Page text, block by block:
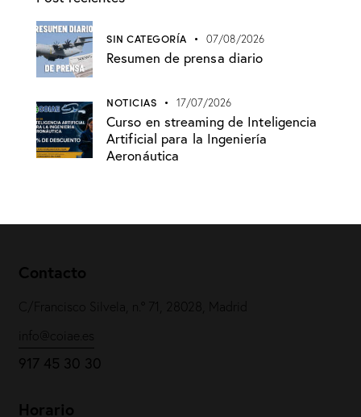
SIN CATEGORÍA 07/08/2026
Resumen de prensa diario
NOTICIAS 17/07/2026
Curso en streaming de Inteligencia
Artificial para la Ingeniería
Aeronáutica
Contacto
C/Francisco Silvela, n.º 71, 28028, Madrid
info@coiae.es
917 45 30 30
Horario